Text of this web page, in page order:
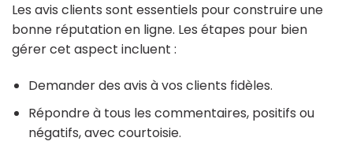
Les avis clients sont essentiels pour construire une
bonne réputation en ligne. Les étapes pour bien
gérer cet aspect incluent :
Demander des avis à vos clients fidèles.
Répondre à tous les commentaires, positifs ou
négatifs, avec courtoisie.